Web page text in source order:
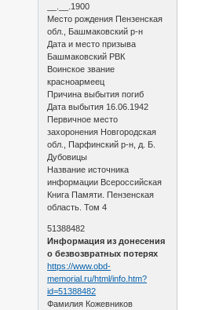
__.__.1900
Место рождения Пензенская
обл., Башмаковский р-н
Дата и место призыва
Башмаковский РВК
Воинское звание
красноармеец
Причина выбытия погиб
Дата выбытия 16.06.1942
Первичное место
захоронения Новгородская
обл., Парфинский р-н, д. Б.
Дубовицы
Название источника
информации Всероссийская
Книга Памяти. Пензенская
область. Том 4
51388482
Информация из донесения
о безвозвратных потерях
https://www.obd-
memorial.ru/html/info.htm?
id=51388482
Фамилия Кожевников